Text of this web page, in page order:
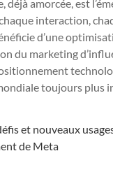
déjà amorcée, est
interaction,
d’une
du marketing
toujours plus
et nouveaux
de Meta